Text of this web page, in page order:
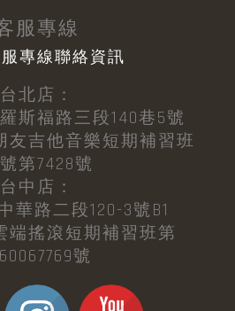
服專線
專線聯絡資訊
台北店：
斯福路三段140巷5號
友吉他音樂短期補習班
第7428號
台中店：
華路二段120-3號B1
端搖滾短期補習班第
號